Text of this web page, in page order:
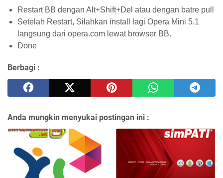
Restart BB dengan Alt+Shift+Del atau dengan batre pull
Setelah Restart, Silahkan install lagi Opera Mini 5.1
langsung dari opera.com lewat browser BB.
Done
Berbagi :
Anda mungkin menyukai postingan ini :